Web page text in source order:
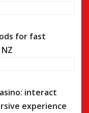
for fast
interact
experience